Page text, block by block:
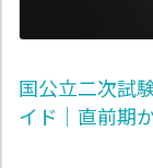
国公立二次試
イド｜直前期